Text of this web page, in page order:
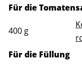
Für die
400 g
Für die Füllung